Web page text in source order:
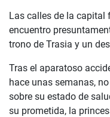
Las calles de la capital
encuentro
trono de Trasia y un
Tras el aparatoso
hace unas semanas,
sobre su estado de
su prometida, la